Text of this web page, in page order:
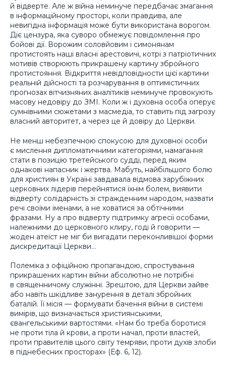
й відверте. Але ж війна неминуче передбачає змагання
в інформаційному просторі, коли правдива, але
невигідна інформація може бути використана ворогом.
Діє цензура, яка суворо обмежує повідомлення про
бойові дії. Ворожим соловйовим і симонянам
протистоять наші власні арестовичі, котрі з патріотичних
мотивів створюють прикрашену картину збройного
протистояння. Відкриття невідповідности цієї картини
реальній дійсності та розчарування в оптимістичних
прогнозах вітчизняних аналітиків неминуче провокують
масову недовіру до ЗМІ. Коли ж і духовна особа оперує
сумнівними сюжетами з масмедіа, то ставить під загрозу
власний авторитет, а через це й довіру до Церкви.
Не менш небезпечною спокусою для духовної особи
є мислення дипломатичними категоріями, намагання
стати в позицію третейського судді, перед яким
однакові напасник і жертва. Мабуть, найбільшого болю
для християн в Україні завдавала відмова зарубіжних
церковних лідерів перейнятися їхнім болем, виявити
відверту солідарність зі стражденним народом, назвати
речі своїми іменами, а не ховатися за обтічними
фразами. Ну а про відверту підтримку агресії особами,
належними до церковного клиру, годі й говорити —
жоден атеїст не міг би вигадати переконливішої форми
дискредитації Церкви…
Полеміка з офіційною пропагандою, спростування
прикрашених картин війни абсолютно не потрібні
в священничому служінні. Зрештою, для Церкви зайве
або навіть шкідливе занурення в деталі збройних
баталій. Її місія — формувати бачення війни в системі
вимірів, що визначається християнськими,
євангельськими вартостями. «Нам бо треба боротися
не проти тіла й крови, а проти начал, проти властей,
проти правителів цього світу темряви, проти духів злоби
в піднебесних просторах» (Еф. 6, 12).